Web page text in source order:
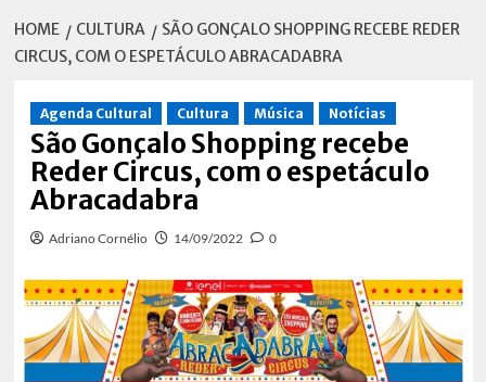
HOME CULTURA
SÃO GONÇALO SHOPPING RECEBE REDER
CIRCUS, COM O ESPETÁCULO ABRACADABRA
Agenda Cultural Cultura Música Notícias
São Gonçalo Shopping recebe
Reder Circus, com o espetáculo
Abracadabra
Adriano Cornélio 14/09/2022 0